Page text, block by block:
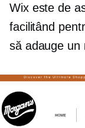
Wix este de
facilitând
să adauge un